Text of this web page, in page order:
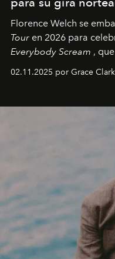
Florence Welch se
Tour en 2026 para
Everybody Scream ,
fechas en
02.11.2025 por Grace